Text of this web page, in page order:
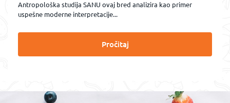
Antropološka studija SANU ovaj bred analizira kao primer
uspešne moderne interpretacije...
Pročitaj